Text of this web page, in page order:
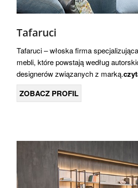
Tafaruci
Tafaruci – włoska firma
mebli, które powstają według
designerów związanych z marką.
ZOBACZ PROFIL